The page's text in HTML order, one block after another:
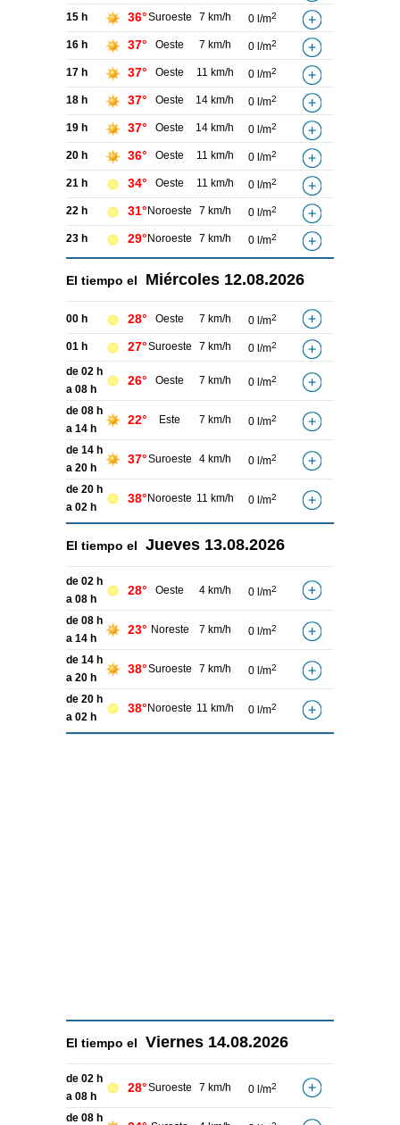
15 h 36°Suroeste 7 km/h 0 l/m2
16 h 37° Oeste 7 km/h 0 l/m2
17 h 37° Oeste 11 km/h 0 l/m2
18 h 37° Oeste 14 km/h 0 l/m2
19 h 37° Oeste 14 km/h 0 l/m2
20 h 36° Oeste 11 km/h 0 l/m2
21 h 34° Oeste 11 km/h 0 l/m2
22 h 31° Noroeste 7 km/h 0 l/m2
23 h 29° Noroeste 7 km/h 0 l/m2
El tiempo el Miércoles 12.08.2026
00 h 28° Oeste 7 km/h 0 l/m2
01 h 27°Suroeste 7 km/h 0 l/m2
de 02 h
a 08 h
26° Oeste 7 km/h 0 l/m2
de 08 h
a 14 h
22° Este 7 km/h 0 l/m2
de 14 h
a 20 h
37°Suroeste 4 km/h 0 l/m2
de 20 h
a 02 h
38° Noroeste 11 km/h 0 l/m2
El tiempo el Jueves 13.08.2026
de 02 h
a 08 h
28° Oeste 4 km/h 0 l/m2
de 08 h
a 14 h
23° Noreste 7 km/h 0 l/m2
de 14 h
a 20 h
38°Suroeste 7 km/h 0 l/m2
de 20 h
a 02 h
38° Noroeste 11 km/h 0 l/m2
El tiempo el Viernes 14.08.2026
de 02 h
a 08 h
28°Suroeste 7 km/h 0 l/m2
de 08 h